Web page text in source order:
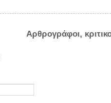
Αρθρογράφοι,